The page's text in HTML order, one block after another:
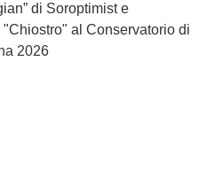
di Soroptimist e
al Conservatorio di
2026